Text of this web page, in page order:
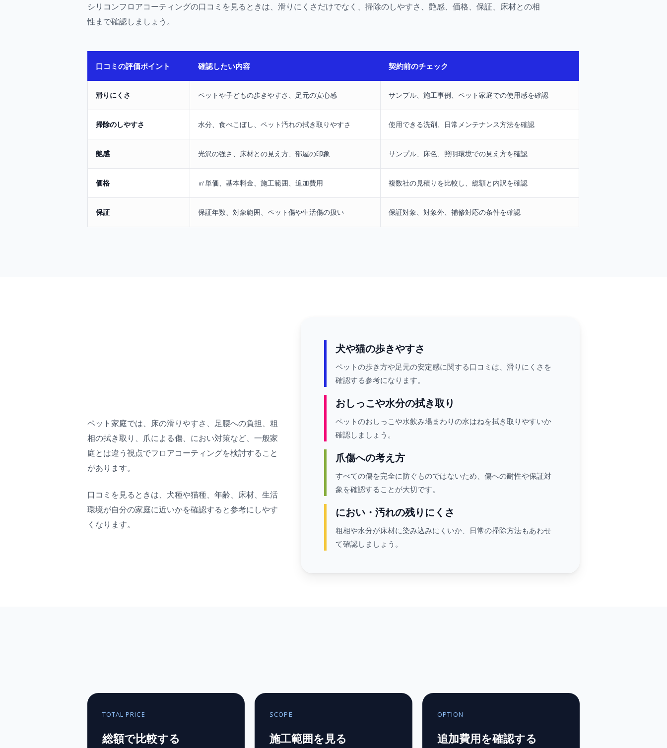
シリコンフロアコーティングの口コミを見るときは、滑りにくさだけでなく、掃除のしやすさ、艶感、価格、保証、床材との相
性まで確認しましょう。
口コミの評価ポイント 確認したい内容 契約前のチェック
滑りにくさ ペットや子どもの歩きやすさ、足元の安心感 サンプル、施工事例、ペット家庭での使用感を確認
掃除のしやすさ 水分、食べこぼし、ペット汚れの拭き取りやすさ 使用できる洗剤、日常メンテナンス方法を確認
艶感 光沢の強さ、床材との見え方、部屋の印象 サンプル、床色、照明環境での見え方を確認
価格 ㎡単価、基本料金、施工範囲、追加費用 複数社の見積りを比較し、総額と内訳を確認
保証 保証年数、対象範囲、ペット傷や生活傷の扱い 保証対象、対象外、補修対応の条件を確認
ペット家庭では、床の滑りやすさ、足腰への負担、粗
相の拭き取り、爪による傷、におい対策など、一般家
庭とは違う視点でフロアコーティングを検討すること
があります。
口コミを見るときは、犬種や猫種、年齢、床材、生活
環境が自分の家庭に近いかを確認すると参考にしやす
くなります。
犬や猫の歩きやすさ
ペットの歩き方や足元の安定感に関する口コミは、滑りにくさを
確認する参考になります。
おしっこや水分の拭き取り
ペットのおしっこや水飲み場まわりの水はねを拭き取りやすいか
確認しましょう。
爪傷への考え方
すべての傷を完全に防ぐものではないため、傷への耐性や保証対
象を確認することが大切です。
におい・汚れの残りにくさ
粗相や水分が床材に染み込みにくいか、日常の掃除方法もあわせ
て確認しましょう。
TOTAL PRICE
総額で比較する
SCOPE
施工範囲を見る
OPTION
追加費用を確認する